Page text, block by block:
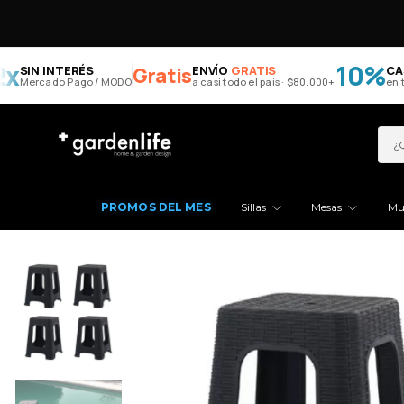
INTERÉS
Pago / MODOGratisENVÍOGRATIS
a casi todo el país · $80.000+10% en tu
PROMOS DEL MES Sillas Mesas